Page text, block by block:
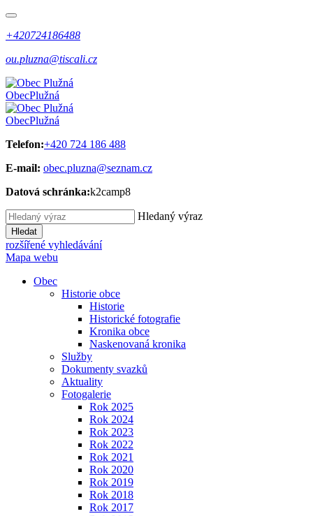
+420724186488
ou.pluzna@tiscali.cz
ObecPlužná
ObecPlužná
Telefon:+420 724 186 488
E-mail: obec.pluzna@seznam.cz
Datová schránka:k2camp8
Hledaný výraz
Hledat
rozšířené vyhledávání
Mapa webu
Obec
Historie obce
Historie
Historické fotografie
Kronika obce
Naskenovaná kronika
Služby
Dokumenty svazků
Aktuality
Fotogalerie
Rok 2025
Rok 2024
Rok 2023
Rok 2022
Rok 2021
Rok 2020
Rok 2019
Rok 2018
Rok 2017